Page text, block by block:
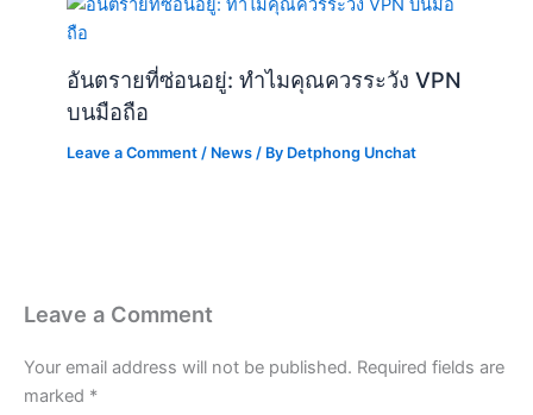
อันตรายที่ซ่อนอยู่: ทำไมคุณควรระวัง VPN
บนมือถือ
Leave a Comment / News / By Detphong Unchat
Leave a Comment
Your email address will not be published. Required fields are
marked *